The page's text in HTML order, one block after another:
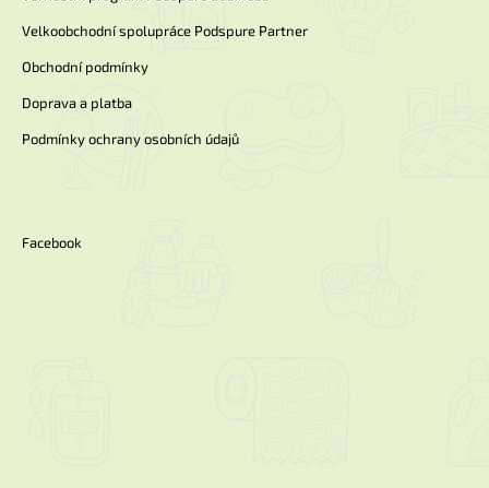
Velkoobchodní spolupráce Podspure Partner
Obchodní podmínky
Doprava a platba
Podmínky ochrany osobních údajů
Facebook